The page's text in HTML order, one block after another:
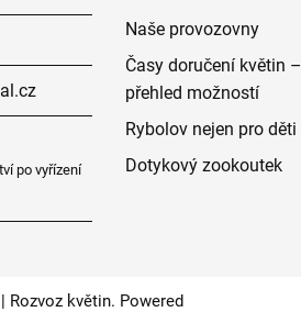
po vyřízení
Naše provozovny
Časy doručení květin –
přehled možností
Rybolov nejen pro děti
Dotykový zookoutek
květin. Powered